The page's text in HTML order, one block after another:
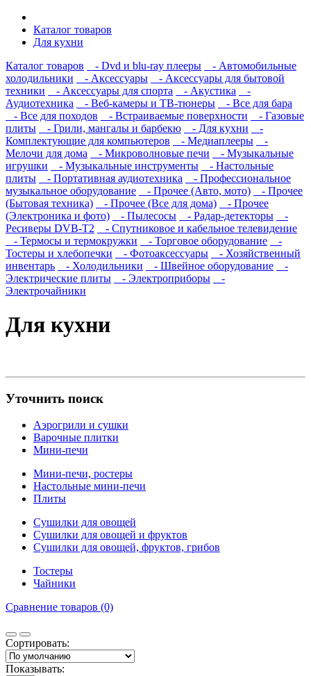
Каталог товаров
Для кухни
Каталог товаров
- Dvd и blu-ray плееры
- Автомобильные
холодильники
- Аксессуары
- Аксессуары для бытовой
техники
- Аксессуары для спорта - Акустика
-
Аудиотехника
- Веб-камеры и ТВ-тюнеры
- Все для бара
- Все для походов
- Встраиваемые поверхности
- Газовые
плиты
- Грили, мангалы и барбекю - Для кухни
-
Комплектующие для компьютеров
- Медиаплееры
-
Мелочи для дома
- Микроволновые печи
- Музыкальные
игрушки
- Музыкальные инструменты
- Настольные
плиты
- Портативная аудиотехника
- Профессиональное
музыкальное оборудование
- Прочее (Авто, мото)
- Прочее
(Бытовая техника)
- Прочее (Все для дома)
- Прочее
(Электроника и фото)
- Пылесосы - Радар-детекторы
-
Ресиверы DVB-T2
- Спутниковое и кабельное телевидение
- Термосы и термокружки
- Торговое оборудование
-
Тостеры и хлебопечки
- Фотоаксессуары
- Хозяйственный
инвентарь
- Холодильники - Швейное оборудование
-
Электрические плиты
- Электроприборы
-
Электрочайники
Для кухни
Уточнить поиск
Аэрогрили и сушки
Варочные плитки
Мини-печи
Мини-печи, ростеры
Настольные мини-печи
Плиты
Сушилки для овощей
Сушилки для овощей и фруктов
Сушилки для овощей, фруктов, грибов
Тостеры
Чайники
Сравнение товаров (0)
Сортировать:
Показывать: